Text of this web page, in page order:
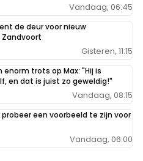
Vandaag, 06:45
de deur voor nieuw
Gisteren, 11:15
enorm trots op Max: "Hij is
en dat is juist zo geweldig!"
Vandaag, 08:15
een voorbeeld te zijn voor
Vandaag, 06:00